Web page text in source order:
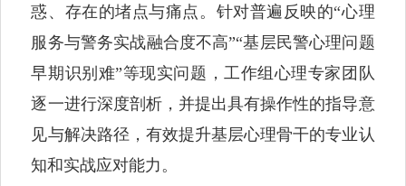
惑、存在的堵点与痛点。针对普遍反映的“心理
服务与警务实战融合度不高”“基层民警心理问题
早期识别难”等现实问题，工作组心理专家团队
逐一进行深度剖析，并提出具有操作性的指导意
见与解决路径，有效提升基层心理骨干的专业认
知和实战应对能力。